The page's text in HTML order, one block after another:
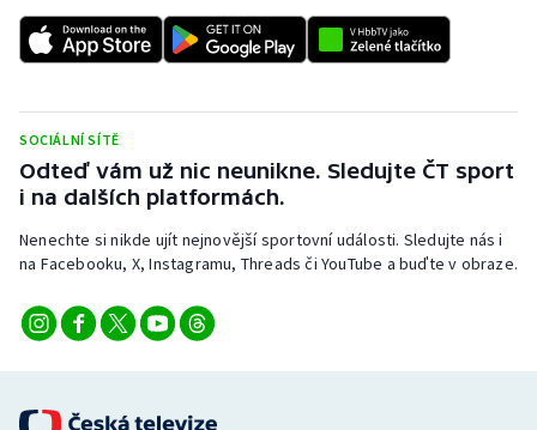
SOCIÁLNÍ SÍTĚ
Odteď vám už nic neunikne. Sledujte ČT sport
i na dalších platformách.
Nenechte si nikde ujít nejnovější sportovní události. Sledujte nás i
na Facebooku, X, Instagramu, Threads či YouTube a buďte v obraze.